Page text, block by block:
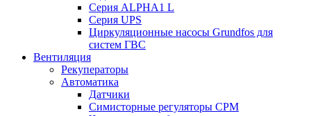
Серия ALPHA1 L
Серия UPS
Циркуляционные насосы Grundfos для
систем ГВС
Вентиляция
Рекуператоры
Автоматика
Датчики
Симисторные регуляторы СРМ